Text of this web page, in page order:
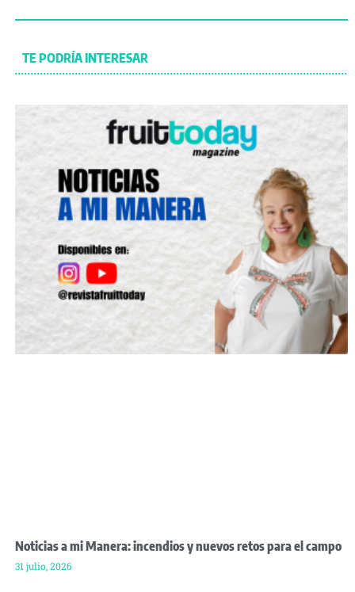
TE PODRÍA INTERESAR
Noticias a mi Manera: incendios y nuevos retos para el campo
31 julio, 2026